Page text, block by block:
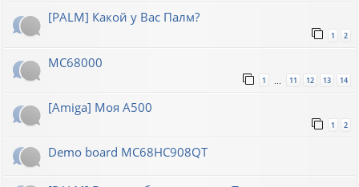
[PALM] Какой у Вас Палм?
1 2
MC68000
1 11 12 13 14
[Amiga] Моя A500
1 2
Demo board MC68HC908QT